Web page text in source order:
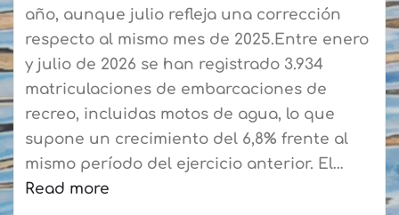
año, aunque julio refleja una corrección
respecto al mismo mes de 2025.Entre enero
y julio de 2026 se han registrado 3.934
matriculaciones de embarcaciones de
recreo, incluidas motos de agua, lo que
supone un crecimiento del 6,8% frente al
mismo período del ejercicio anterior. El…
Read more